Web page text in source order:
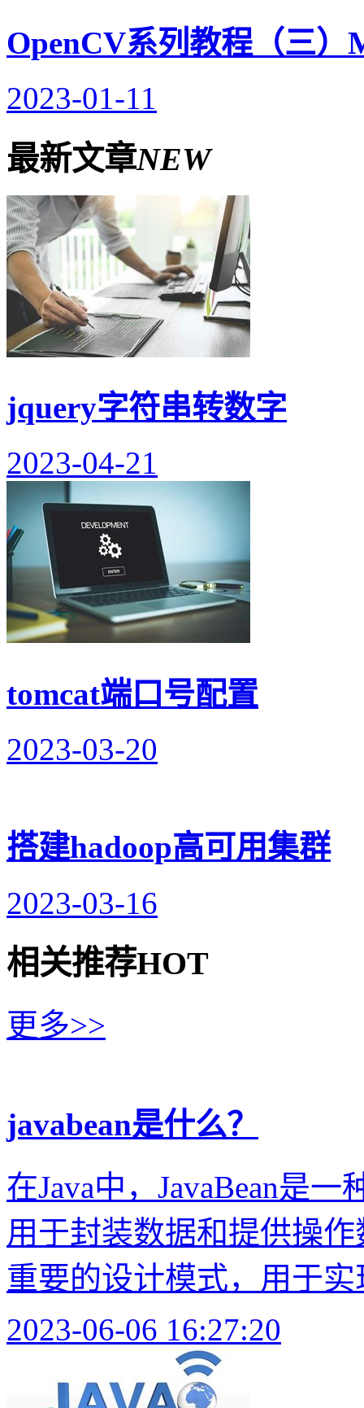
OpenCV系列教程（三）
2023-01-11
最新文章NEW
jquery字符串转数字
2023-04-21
tomcat端口号配置
2023-03-20
搭建hadoop高可用集群
2023-03-16
相关推荐HOT
更多>>
javabean是什么？
在Java中，JavaBean是
用于封装数据和提供操作
重要的设计模式，用于
2023-06-06 16:27:20